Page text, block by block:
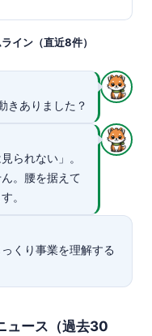
イン（直近8件）
きありました？
られない」。
。腰を据えて
。
くり事業を理解する
ュース（過去30